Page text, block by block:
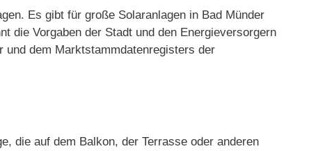
Es gibt für große Solaranlagen in Bad Münder
die Vorgaben der Stadt und den Energieversorgern
und dem Marktstammdatenregisters der
die auf dem Balkon, der Terrasse oder anderen